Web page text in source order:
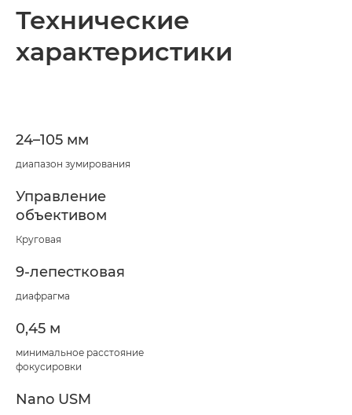
Технические
характеристики
24–105 мм
диапазон зумирования
Управление
объективом
Круговая
9-лепестковая
диафрагма
0,45 м
минимальное расстояние
фокусировки
Nano USM